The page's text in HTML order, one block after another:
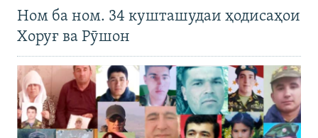
Ном ба ном. 34 кушташудаи ҳодисаҳои
Хоруғ ва Рӯшон